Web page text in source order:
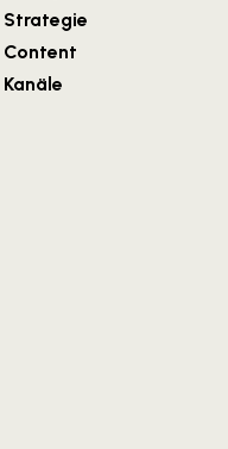
Strategie
Content
Kanäle